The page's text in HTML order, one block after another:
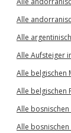
Alle
Alle
Alle Aufsteiger
Alle belgischen
Alle belgischen
Alle
Alle